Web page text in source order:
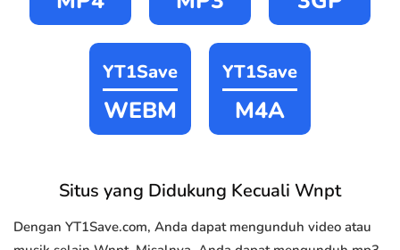
YT1Save
WEBM
YT1Save
M4A
Situs yang Didukung Kecuali Wnpt
Dengan YT1Save.com, Anda dapat mengunduh video atau